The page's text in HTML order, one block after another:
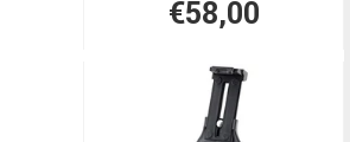
€58,00